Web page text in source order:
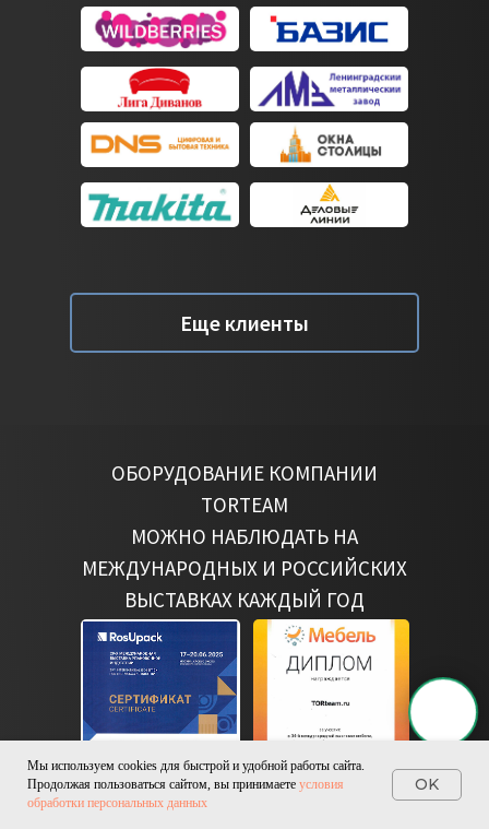
Еще клиенты
ОБОРУДОВАНИЕ КОМПАНИИ
TORTEAM
МОЖНО НАБЛЮДАТЬ НА
МЕЖДУНАРОДНЫХ И РОССИЙСКИХ
ВЫСТАВКАХ КАЖДЫЙ ГОД
Мы используем cookies для быстрой и удобной работы сайта.
Продолжая пользоваться сайтом, вы принимаете условия
обработки персональных данных
OK